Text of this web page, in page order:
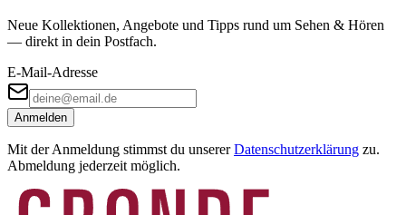
Neue Kollektionen, Angebote und Tipps rund um Sehen & Hören
— direkt in dein Postfach.
E-Mail-Adresse
Anmelden
Mit der Anmeldung stimmst du unserer Datenschutzerklärung zu.
Abmeldung jederzeit möglich.